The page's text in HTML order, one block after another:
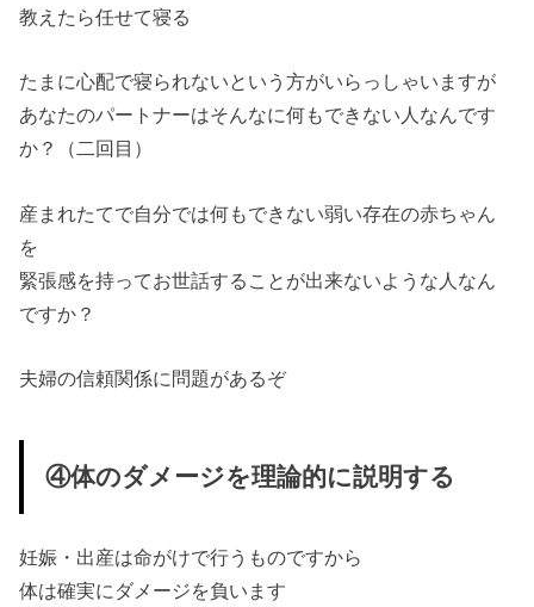
教えたら任せて寝る
たまに心配で寝られないという方がいらっしゃいますが
あなたのパートナーはそんなに何もできない人なんです
か？（二回目）
産まれたてで自分では何もできない弱い存在の赤ちゃん
を
緊張感を持ってお世話することが出来ないような人なん
ですか？
夫婦の信頼関係に問題があるぞ
④体のダメージを理論的に説明する
妊娠・出産は命がけで行うものですから
体は確実にダメージを負います